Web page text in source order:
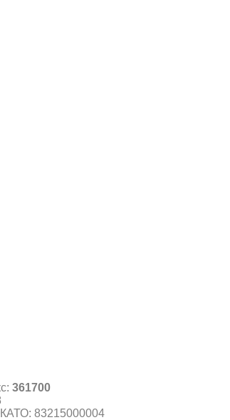
361700
83215000004